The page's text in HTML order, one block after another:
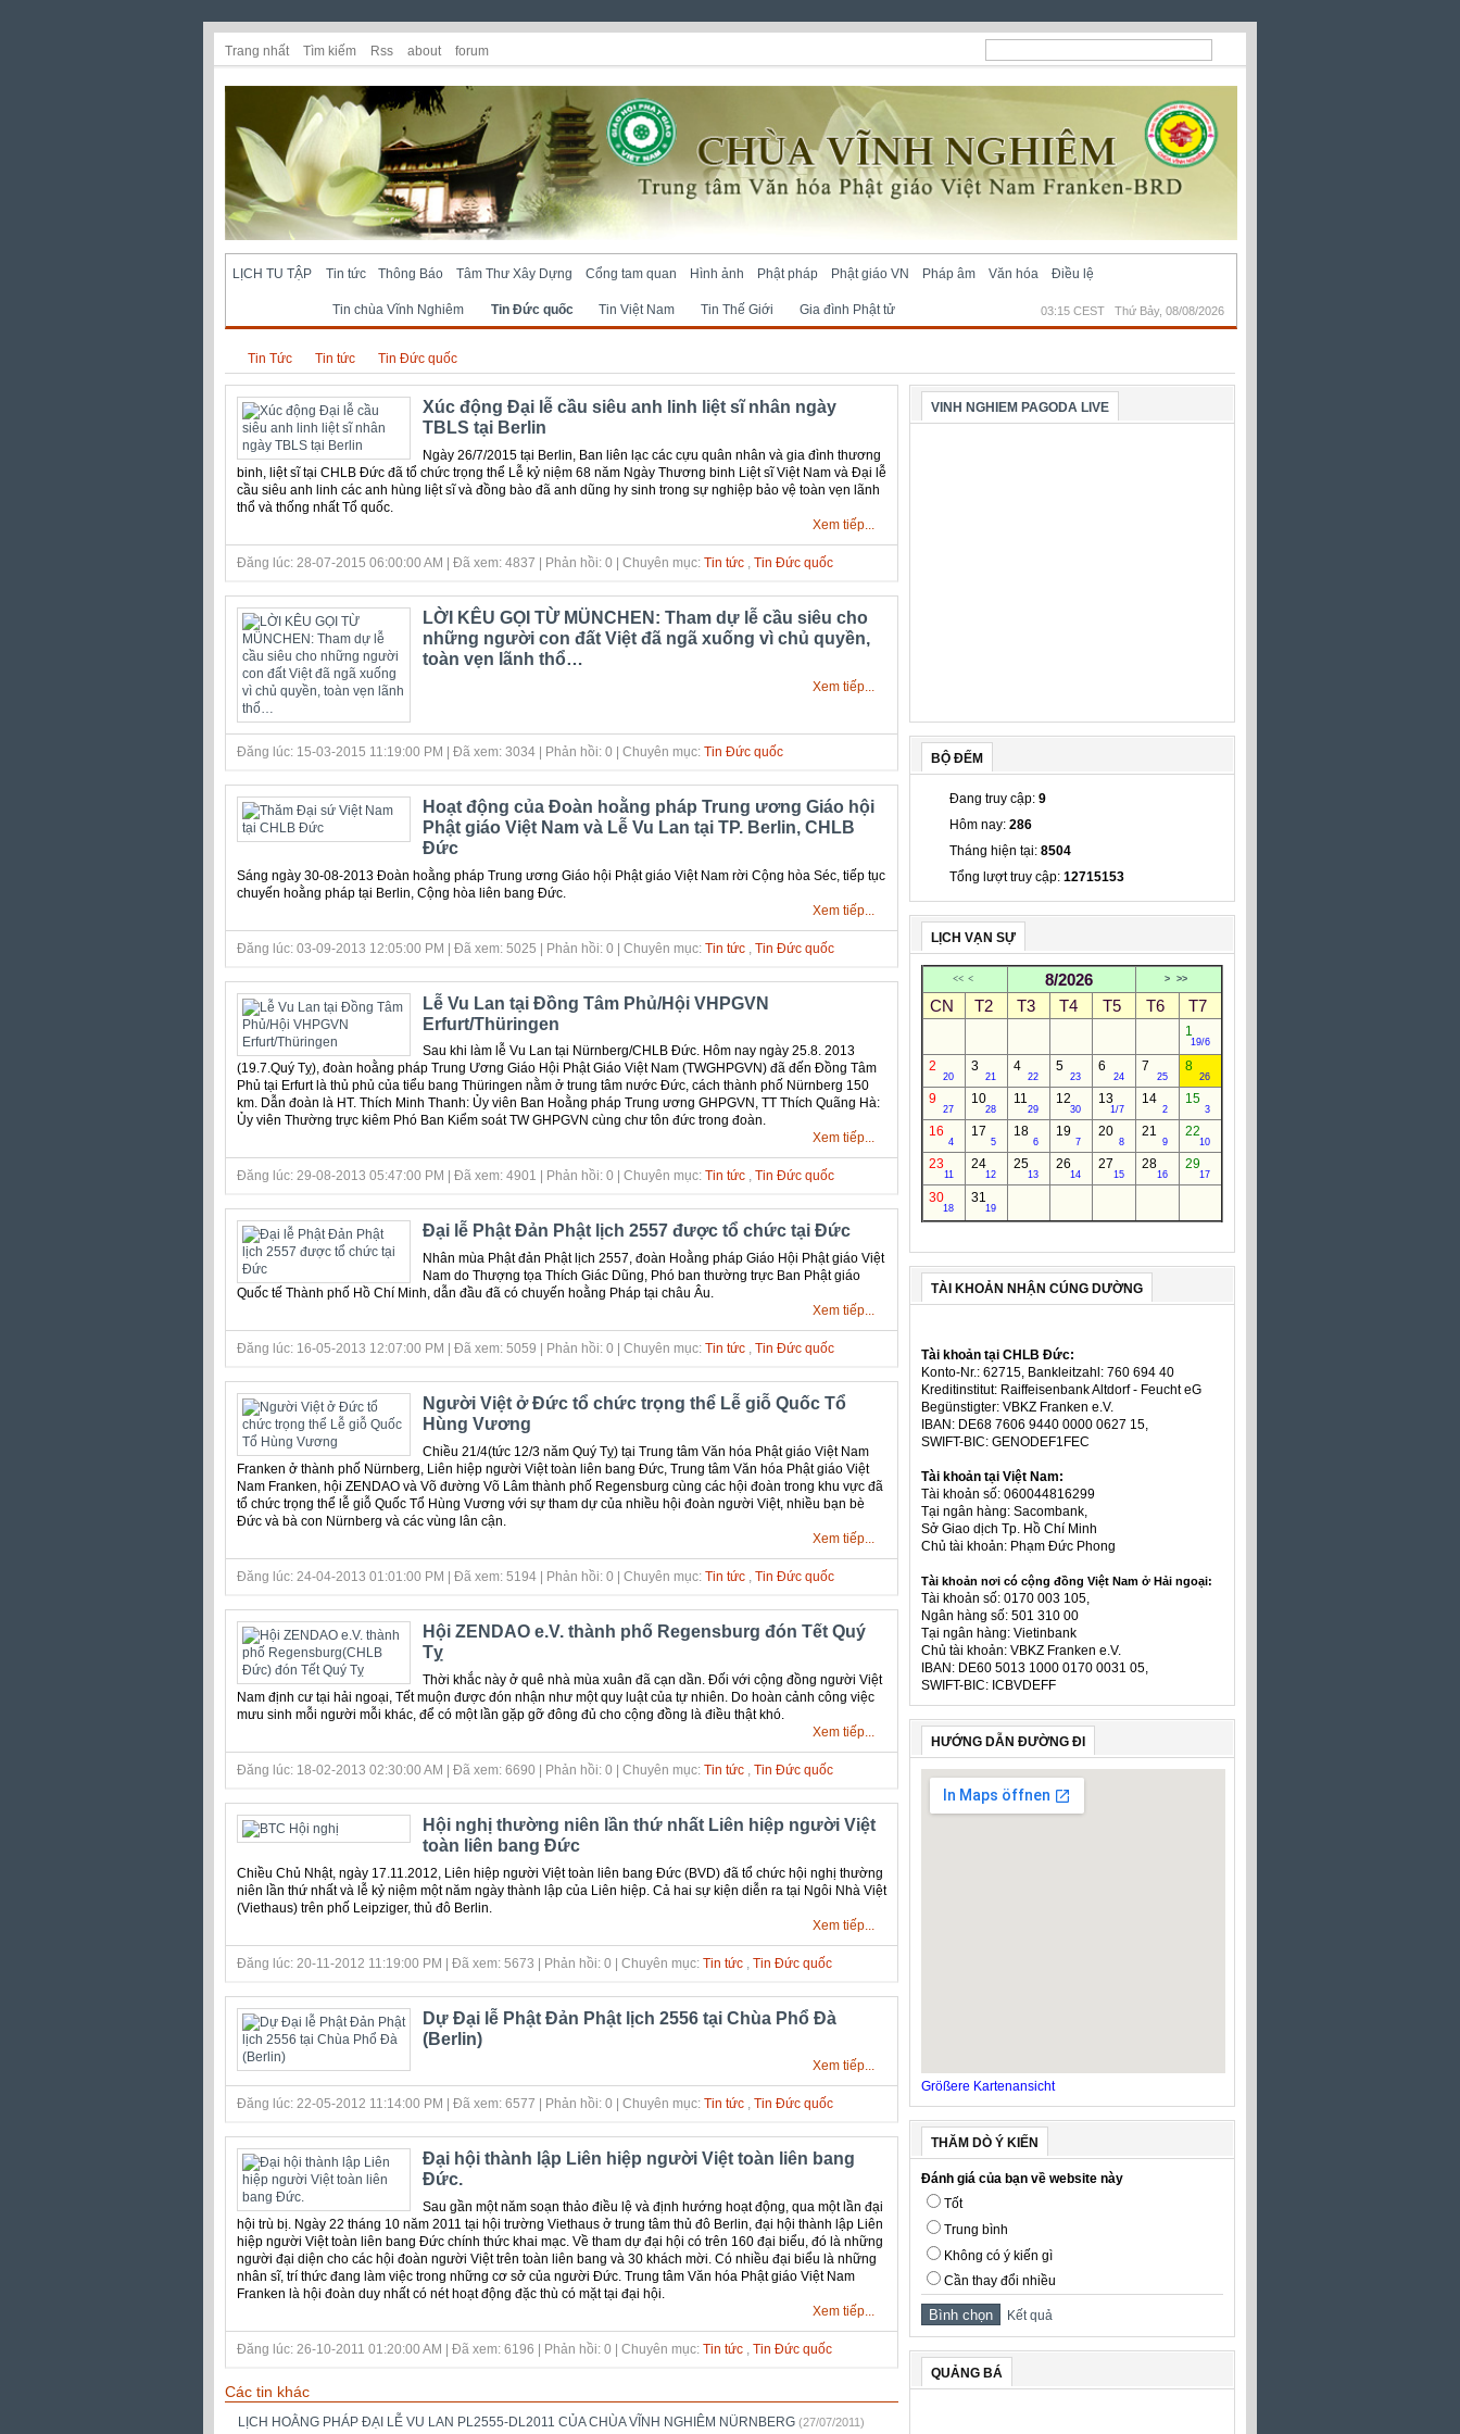
Trang nhất Tìm kiếm Rss about forum
LỊCH TU TẬP Tin tức
Tin chùa Vĩnh Nghiêm Tin Đức quốc Tin Việt Nam Tin Thế Giới Gia đình Phật tử
Thông Báo Tâm Thư Xây Dựng Cổng tam quan Hình ảnh Phật pháp Phật giáo VN Pháp âm Văn hóa Điều lệ
03:15 CEST Thứ Bảy, 08/08/2026
Tin Tức Tin tức Tin Đức quốc
Xúc động Đại lễ cầu siêu anh linh liệt sĩ nhân ngày
TBLS tại Berlin
Ngày 26/7/2015 tại Berlin, Ban liên lạc các cựu quân nhân và gia đình thương
binh, liệt sĩ tại CHLB Đức đã tổ chức trọng thể Lễ kỷ niệm 68 năm Ngày Thương binh Liệt sĩ Việt Nam và Đại lễ
cầu siêu anh linh các anh hùng liệt sĩ và đồng bào đã anh dũng hy sinh trong sự nghiệp bảo vệ toàn vẹn lãnh
thổ và thống nhất Tổ quốc.
Xem tiếp...
Đăng lúc: 28-07-2015 06:00:00 AM | Đã xem: 4837 | Phản hồi: 0 | Chuyên mục: Tin tức Tin Đức quốc
LỜI KÊU GỌI TỪ MÜNCHEN: Tham dự lễ cầu siêu cho
những người con đất Việt đã ngã xuống vì chủ quyền,
toàn vẹn lãnh thổ…
Xem tiếp...
Đăng lúc: 15-03-2015 11:19:00 PM | Đã xem: 3034 | Phản hồi: 0 | Chuyên mục: Tin Đức quốc
Hoạt động của Đoàn hoằng pháp Trung ương Giáo hội
Phật giáo Việt Nam và Lễ Vu Lan tại TP. Berlin, CHLB
Đức
Sáng ngày 30-08-2013 Đoàn hoằng pháp Trung ương Giáo hội Phật giáo Việt Nam rời Cộng hòa Séc, tiếp tục
chuyến hoằng pháp tại Berlin, Cộng hòa liên bang Đức.
Xem tiếp...
Đăng lúc: 03-09-2013 12:05:00 PM | Đã xem: 5025 | Phản hồi: 0 | Chuyên mục: Tin tức Tin Đức quốc
Lễ Vu Lan tại Đồng Tâm Phủ/Hội VHPGVN
Erfurt/Thüringen
Sau khi làm lễ Vu Lan tại Nürnberg/CHLB Đức. Hôm nay ngày 25.8. 2013
(19.7.Quý Tỵ), đoàn hoằng pháp Trung Ương Giáo Hội Phật Giáo Việt Nam (TWGHPGVN) đã đến Đồng Tâm
Phủ tại Erfurt là thủ phủ của tiểu bang Thüringen nằm ở trung tâm nước Đức, cách thành phố Nürnberg 150
km. Dẫn đoàn là HT. Thích Minh Thanh: Ủy viên Ban Hoằng pháp Trung ương GHPGVN, TT Thích Quãng Hà:
Ủy viên Thường trực kiêm Phó Ban Kiểm soát TW GHPGVN cùng chư tôn đức trong đoàn.
Xem tiếp...
Đăng lúc: 29-08-2013 05:47:00 PM | Đã xem: 4901 | Phản hồi: 0 | Chuyên mục: Tin tức , Tin Đức quốc
Đại lễ Phật Đản Phật lịch 2557 được tổ chức tại Đức
Nhân mùa Phật đản Phật lịch 2557, đoàn Hoằng pháp Giáo Hội Phật giáo Việt
Nam do Thượng tọa Thích Giác Dũng, Phó ban thường trực Ban Phật giáo
Quốc tế Thành phố Hồ Chí Minh, dẫn đầu đã có chuyến hoằng Pháp tại châu Âu.
Xem tiếp...
Đăng lúc: 16-05-2013 12:07:00 PM | Đã xem: 5059 | Phản hồi: 0 | Chuyên mục: Tin tức , Tin Đức quốc
Người Việt ở Đức tổ chức trọng thể Lễ giỗ Quốc Tổ
Hùng Vương
Chiều 21/4(tức 12/3 năm Quý Tỵ) tại Trung tâm Văn hóa Phật giáo Việt Nam
Franken ở thành phố Nürnberg, Liên hiệp người Việt toàn liên bang Đức, Trung tâm Văn hóa Phật giáo Việt
Nam Franken, hội ZENDAO và Võ đường Võ Lâm thành phố Regensburg cùng các hội đoàn trong khu vực đã
tổ chức trọng thể lễ giỗ Quốc Tổ Hùng Vương với sự tham dự của nhiều hội đoàn người Việt, nhiều bạn bè
Đức và bà con Nürnberg và các vùng lân cận.
Xem tiếp...
Đăng lúc: 24-04-2013 01:01:00 PM | Đã xem: 5194 | Phản hồi: 0 | Chuyên mục: Tin tức , Tin Đức quốc
Hội ZENDAO e.V. thành phố Regensburg đón Tết Quý
Tỵ
Thời khắc này ở quê nhà mùa xuân đã cạn dần. Đối với cộng đồng người Việt
Nam định cư tại hải ngoại, Tết muộn được đón nhận như một quy luật của tự nhiên. Do hoàn cảnh công việc
mưu sinh mỗi người mỗi khác, để có một lần gặp gỡ đông đủ cho cộng đồng là điều thật khó.
Xem tiếp...
Đăng lúc: 18-02-2013 02:30:00 AM | Đã xem: 6690 | Phản hồi: 0 | Chuyên mục: Tin tức Tin Đức quốc
Hội nghị thường niên lần thứ nhất Liên hiệp người Việt
toàn liên bang Đức
Chiều Chủ Nhật, ngày 17.11.2012, Liên hiệp người Việt toàn liên bang Đức (BVD) đã tổ chức hội nghị thường
niên lần thứ nhất và lễ kỷ niệm một năm ngày thành lập của Liên hiệp. Cả hai sự kiện diễn ra tại Ngôi Nhà Việt
(Viethaus) trên phố Leipziger, thủ đô Berlin.
Xem tiếp...
Đăng lúc: 20-11-2012 11:19:00 PM | Đã xem: 5673 | Phản hồi: 0 | Chuyên mục: Tin tức Tin Đức quốc
Dự Đại lễ Phật Đản Phật lịch 2556 tại Chùa Phổ Đà
(Berlin)
Xem tiếp...
Đăng lúc: 22-05-2012 11:14:00 PM | Đã xem: 6577 | Phản hồi: 0 | Chuyên mục: Tin tức , Tin Đức quốc
Đại hội thành lập Liên hiệp người Việt toàn liên bang
Đức.
Sau gần một năm soạn thảo điều lệ và định hướng hoạt động, qua một lần đại
hội trù bị. Ngày 22 tháng 10 năm 2011 tại hội trường Viethaus ở trung tâm thủ đô Berlin, đại hội thành lập Liên
hiệp người Việt toàn liên bang Đức chính thức khai mạc. Về tham dự đại hội có trên 160 đại biểu, đó là những
người đại diện cho các hội đoàn người Việt trên toàn liên bang và 30 khách mời. Có nhiều đại biểu là những
nhân sĩ, trí thức đang làm việc trong những cơ sở của người Đức. Trung tâm Văn hóa Phật giáo Việt Nam
Franken là hội đoàn duy nhất có nét hoạt động đặc thù có mặt tại đại hội.
Xem tiếp...
Đăng lúc: 26-10-2011 01:20:00 AM | Đã xem: 6196 | Phản hồi: 0 | Chuyên mục: Tin tức , Tin Đức quốc
Các tin khác
LỊCH HOẰNG PHÁP ĐẠI LỄ VU LAN PL2555-DL2011 CỦA CHÙA VĨNH NGHIÊM NÜRNBERG (27/07/2011)
VINH NGHIEM PAGODA LIVE
BỘ ĐẾM
Đang truy cập: 9
Hôm nay: 286
Tháng hiện tại: 8504
Tổng lượt truy cập: 12715153
LỊCH VẠN SỰ
<< < 8/2026 > >>
CN T2 T3 T4 T5 T6 T7
1
19/6
2
20
3
21
4
22
5
23
6
24
7
25
8
26
9
27
10
28
11
29
12
30
13
1/7
14
2
15
3
16
4
17
5
18
6
19
7
20
8
21
9
22
10
23
11
24
12
25
13
26
14
27
15
28
16
29
17
30
18
31
19
TÀI KHOẢN NHẬN CÚNG DƯỜNG
Tài khoản tại CHLB Đức:
Konto-Nr.: 62715, Bankleitzahl: 760 694 40
Kreditinstitut: Raiffeisenbank Altdorf - Feucht eG
Begünstigter: VBKZ Franken e.V.
IBAN: DE68 7606 9440 0000 0627 15,
SWIFT-BIC: GENODEF1FEC
Tài khoản tại Việt Nam:
Tài khoản số: 060044816299
Tại ngân hàng: Sacombank,
Sở Giao dịch Tp. Hồ Chí Minh
Chủ tài khoản: Phạm Đức Phong
Tài khoản nơi có cộng đồng Việt Nam ở Hải ngoại:
Tài khoản số: 0170 003 105,
Ngân hàng số: 501 310 00
Tại ngân hàng: Vietinbank
Chủ tài khoản: VBKZ Franken e.V.
IBAN: DE60 5013 1000 0170 0031 05,
SWIFT-BIC: ICBVDEFF
HƯỚNG DẪN ĐƯỜNG ĐI
Größere Kartenansicht
THĂM DÒ Ý KIẾN
Đánh giá của bạn về website này
Tốt
Trung bình
Không có ý kiến gì
Cần thay đổi nhiều
Kết quả
QUẢNG BÁ